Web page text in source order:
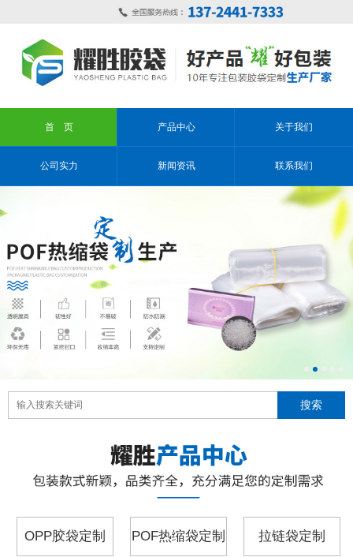
首 页 产品中心 关于我们
公司实力 新闻资讯 联系我们
OPP胶袋定制 POF热缩袋定制 拉链袋定制